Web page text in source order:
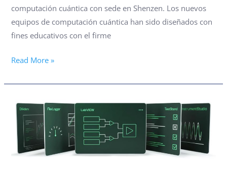
computación cuántica con sede en Shenzen. Los nuevos
equipos de computación cuántica han sido diseñados con
fines educativos con el firme
Read More »
NATIONAL
INSTRUMENTS
AÑADE
BENEFICIOS
PARA